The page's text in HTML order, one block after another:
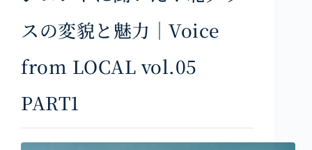
スの変貌と魅力｜Voice
from LOCAL vol.05
PART1